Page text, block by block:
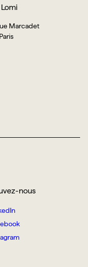
Marcadet
nous